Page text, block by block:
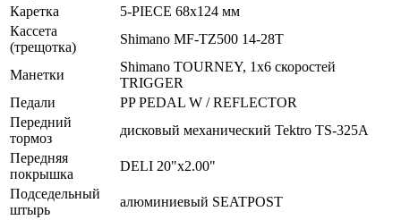
Каретка
5-PIECE 68x124 мм
Кассета
(трещотка)
Shimano MF-TZ500 14-28T
Манетки
Shimano TOURNEY, 1x6 скоростей
TRIGGER
Педали
PP PEDAL W / REFLECTOR
Передний
тормоз
дисковый механический Tektro TS-325A
Передняя
покрышка
DELI 20"x2.00"
Подседельный
штырь
алюминиевый SEATPOST